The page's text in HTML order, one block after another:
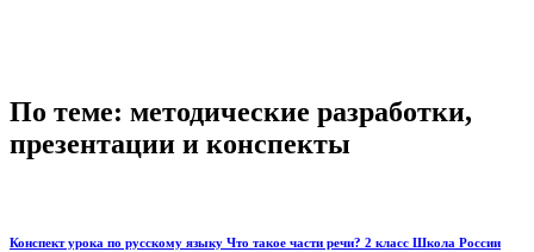
По теме: методические разработки,
презентации и конспекты
Конспект урока по русскому языку Что такое части речи? 2 класс Школа России